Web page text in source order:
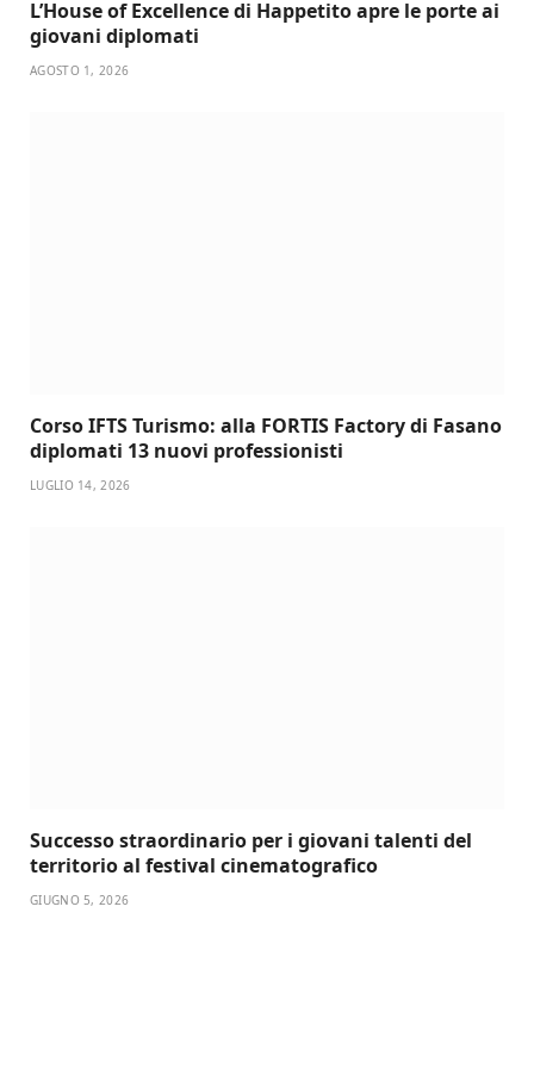
L’House of Excellence di Happetito apre le porte ai
giovani diplomati
AGOSTO 1, 2026
Corso IFTS Turismo: alla FORTIS Factory di Fasano
diplomati 13 nuovi professionisti
LUGLIO 14, 2026
Successo straordinario per i giovani talenti del
territorio al festival cinematografico
GIUGNO 5, 2026